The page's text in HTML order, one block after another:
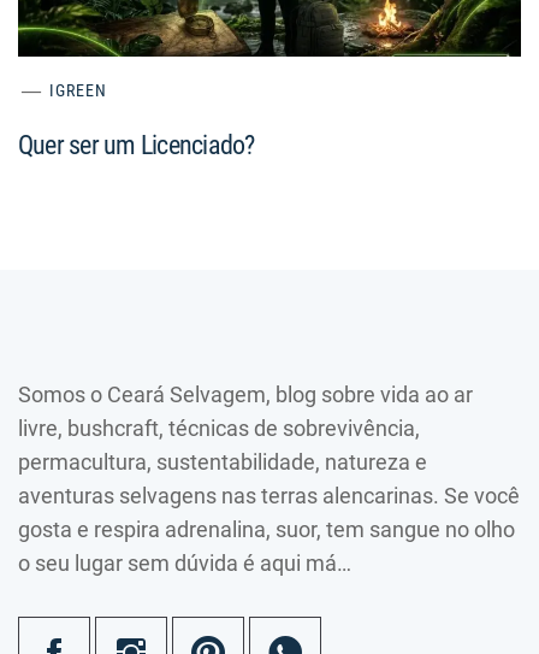
IGREEN
Quer ser um Licenciado?
Somos o Ceará Selvagem, blog sobre vida ao ar
livre, bushcraft, técnicas de sobrevivência,
permacultura, sustentabilidade, natureza e
aventuras selvagens nas terras alencarinas. Se você
gosta e respira adrenalina, suor, tem sangue no olho
o seu lugar sem dúvida é aqui má…